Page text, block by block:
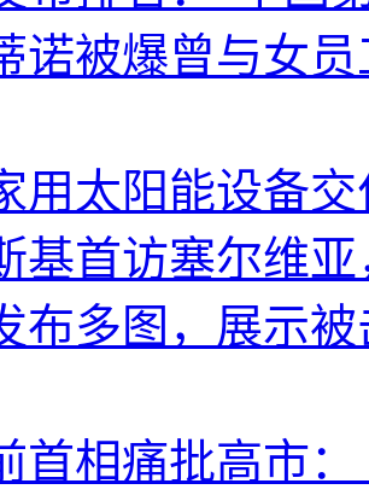
诺被爆曾与女
用太阳能设备
基首访塞尔维
布多图，展示
首相痛批高市